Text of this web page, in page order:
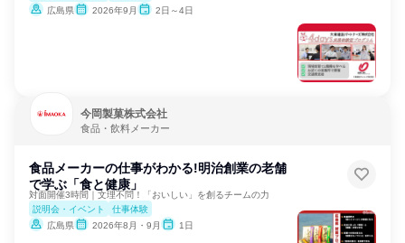
広島県
2026年9月 2日～4日
今岡製菓株式会社
食品・飲料メーカー
食品メーカーの仕事がわかる!明治創業の老舗
で学ぶ「食と健康」
対面開催3時間｜文理不問！「おいしい」を創るチームの力
説明会・イベント
仕事体験
広島県
2026年8月・9月 1日